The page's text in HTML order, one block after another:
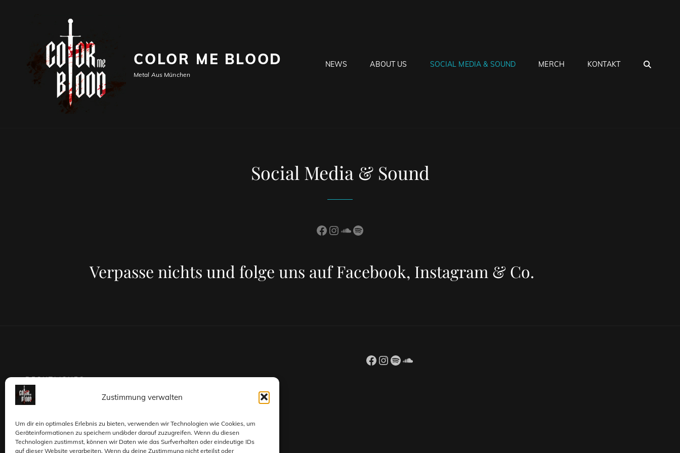
Zustimmung verwalten
Um dir ein optimales Erlebnis zu bieten, verwenden wir Technologien wie Cookies, um
Geräteinformationen zu speichern und/oder darauf zuzugreifen. Wenn du diesen
Technologien zustimmst, können wir Daten wie das Surfverhalten oder eindeutige IDs
auf dieser Website verarbeiten. Wenn du deine Zustimmung nicht erteilst oder
COLOR ME BLOOD
Metal Aus München
NEWS ABOUT US SOCIAL MEDIA & SOUND MERCH KONTAKT
Social Media & Sound
Facebook
Instagram
SoundCloud
Spotify
Verpasse nichts und folge uns auf Facebook, Instagram & Co.
RECHTLICHES
Impressum
Datenschutzerklärung
Facebook
Instagram
Spotify
SoundCloud